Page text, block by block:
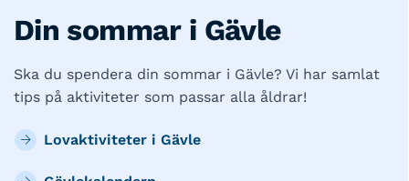
Din sommar i Gävle
Ska du spendera din sommar i Gävle? Vi har samlat
tips på aktiviteter som passar alla åldrar!
Lovaktiviteter i Gävle